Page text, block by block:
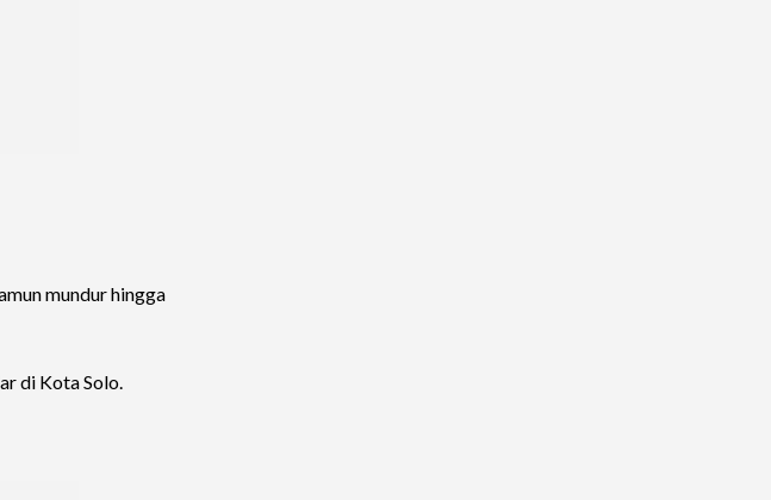
mundur hingga
di Kota Solo.